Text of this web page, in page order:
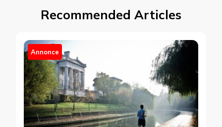
Recommended Articles
Annonce